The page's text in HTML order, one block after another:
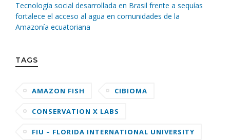
Tecnología social desarrollada en Brasil frente a sequías
fortalece el acceso al agua en comunidades de la
Amazonía ecuatoriana
TAGS
AMAZON FISH CIBIOMA
CONSERVATION X LABS
FIU – FLORIDA INTERNATIONAL UNIVERSITY